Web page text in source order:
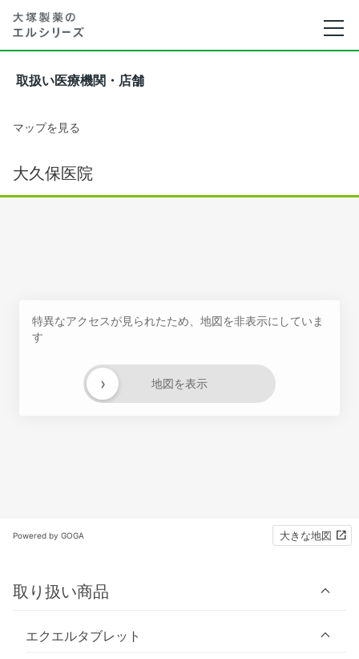
取扱い医療機関・店舗
マップを見る
大久保医院
特異なアクセスが見られたため、地図を非表示にしていま
す
地図を表示
›
Powered by GOGA 大きな地図
取り扱い商品
エクエルタブレット